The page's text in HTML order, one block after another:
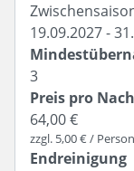
19.09.2027 -
3
64,00 €
zzgl. 5,00 € /